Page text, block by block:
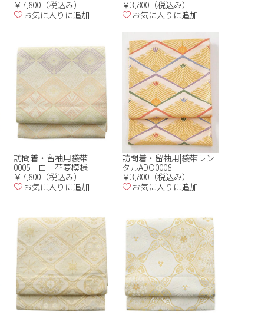
￥7,800（税込み）
お気に入りに追加
￥3,800（税込み）
お気に入りに追加
訪問着・留袖用袋帯
0005 白 花菱模様
￥7,800（税込み）
お気に入りに追加
訪問着・留袖用|袋帯レン
タルADO0008
￥3,800（税込み）
お気に入りに追加